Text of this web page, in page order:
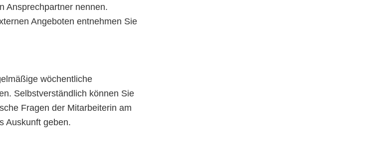
Ansprechpartner nennen.
Angeboten entnehmen Sie
wöchentliche
Selbstverständlich können Sie
Fragen der Mitarbeiterin am
Auskunft geben.